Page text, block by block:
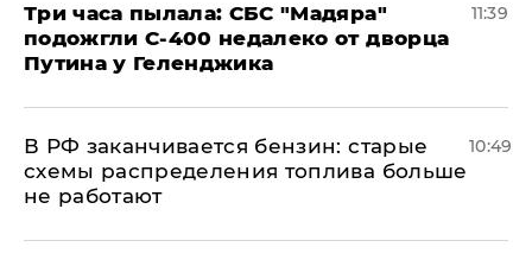
Три часа пылала: СБС "Мадяра"
подожгли С-400 недалеко от дворца
Путина у Геленджика
11:39
​В РФ заканчивается бензин: старые
схемы распределения топлива больше
не работают
10:49